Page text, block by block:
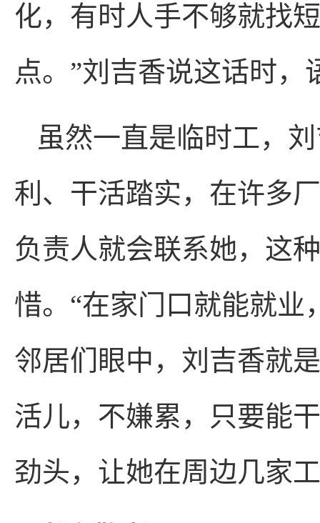
化，有时人手不够就找
点。”刘吉香说这话时，
虽然一直是临时工，
利、干活踏实，在许多
负责人就会联系她，这
惜。“在家门口就能就业
邻居们眼中，刘吉香就
活儿，不嫌累，只要能
劲头，让她在周边几家